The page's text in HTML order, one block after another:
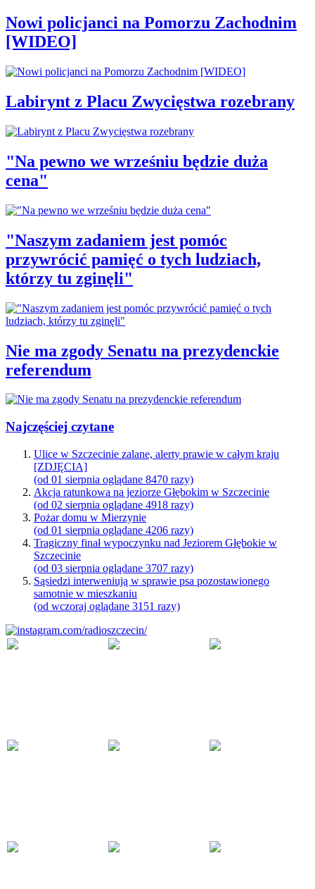
Nowi policjanci na Pomorzu Zachodnim
[WIDEO]
Labirynt z Placu Zwycięstwa rozebrany
"Na pewno we wrześniu będzie duża
cena"
"Naszym zadaniem jest pomóc
przywrócić pamięć o tych ludziach,
którzy tu zginęli"
Nie ma zgody Senatu na prezydenckie
referendum
Najczęściej czytane
Ulice w Szczecinie zalane, alerty prawie w całym kraju
[ZDJĘCIA]
(od 01 sierpnia oglądane 8470 razy)
Akcja ratunkowa na jeziorze Głębokim w Szczecinie
(od 02 sierpnia oglądane 4918 razy)
Pożar domu w Mierzynie
(od 01 sierpnia oglądane 4206 razy)
Tragiczny finał wypoczynku nad Jeziorem Głębokie w
Szczecinie
(od 03 sierpnia oglądane 3707 razy)
Sąsiedzi interweniują w sprawie psa pozostawionego
samotnie w mieszkaniu
(od wczoraj oglądane 3151 razy)